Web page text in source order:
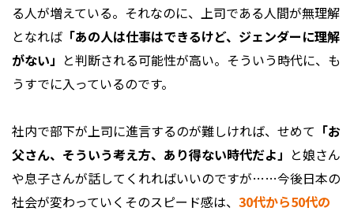
る人が増えている。それなのに、上司である人間が無理解
となれば 「あの人は仕事はできるけど、ジェンダーに理解
がない」 と判断される可能性が高い。そういう時代に、も
うすでに入っているのです。
社内で部下が上司に進言するのが難しければ、せめて 「お
父さん、そういう考え方、あり得ない時代だよ」 と娘さん
や息子さんが話してくれればいいのですが……今後日本の
社会が変わっていくそのスピード感は、 30代から50代の